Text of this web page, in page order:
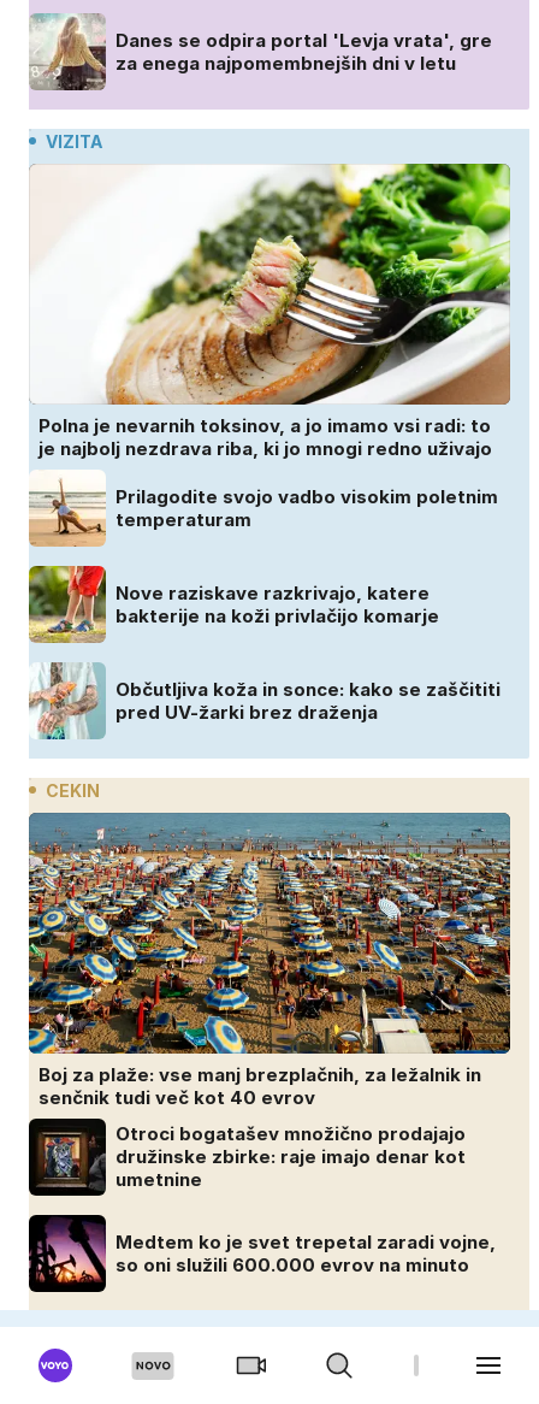
Danes se odpira portal 'Levja vrata', gre
za enega najpomembnejših dni v letu
VIZITA
Polna je nevarnih toksinov, a jo imamo vsi radi: to
je najbolj nezdrava riba, ki jo mnogi redno uživajo
Prilagodite svojo vadbo visokim poletnim
temperaturam
Nove raziskave razkrivajo, katere
bakterije na koži privlačijo komarje
Občutljiva koža in sonce: kako se zaščititi
pred UV-žarki brez draženja
CEKIN
Boj za plaže: vse manj brezplačnih, za ležalnik in
senčnik tudi več kot 40 evrov
Otroci bogatašev množično prodajajo
družinske zbirke: raje imajo denar kot
umetnine
Medtem ko je svet trepetal zaradi vojne,
so oni služili 600.000 evrov na minuto
43 milijonov evrov? Koliko so po razhodu
zahtevale ali prejele partnerice športnih
zvezdnikov